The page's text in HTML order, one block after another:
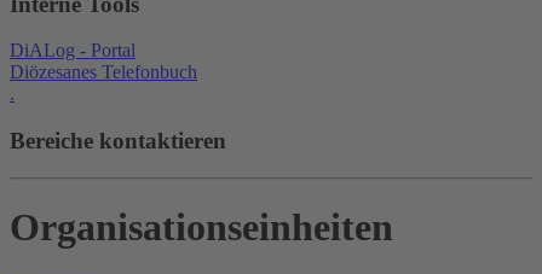
DiALog - Portal
Diözesanes Telefonbuch
.
Bereiche kontaktieren
Organisationseinheiten